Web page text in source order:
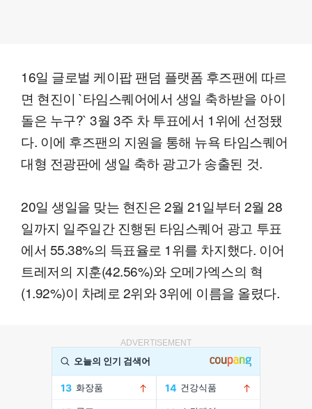
16일 글로벌 케이팝 팬덤 플랫폼 후즈팬에 따르
면 현진이 `타임스퀘어에서 생일 축하받을 아이
돌은 누구?` 3월 3주 차 투표에서 1위에 선정됐
다. 이에 후즈팬의 지원을 통해 뉴욕 타임스퀘어
대형 전광판에 생일 축하 광고가 송출된 것.
20일 생일을 맞는 현진은 2월 21일부터 2월 28
일까지 일주일간 진행된 타임스퀘어 광고 투표
에서 55.38%의 득표율로 1위를 차지했다. 이어
트레저의 지훈(42.56%)와 오메가엑스의 혁
(1.92%)이 차례로 2위와 3위에 이름을 올렸다.
ADVERTISEMENT